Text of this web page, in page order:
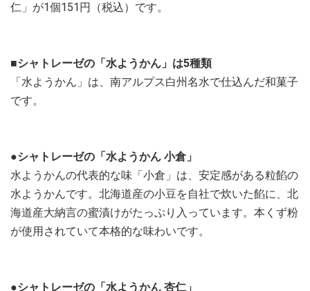
仁」が1個151円（税込）です。
■シャトレーゼの「水ようかん」は5種類
「水ようかん」は、南アルプス白州名水で仕込んだ和菓子
です。
●シャトレーゼの「水ようかん 小倉」
水ようかんの代表的な味「小倉」は、安定感がある粒餡の
水ようかんです。北海道産の小豆を自社で炊いた餡に、北
海道産大納言の蜜漬けがたっぷり入っています。本くず粉
が使用されていて本格的な味わいです。
●シャトレーゼの「水ようかん 杏仁」